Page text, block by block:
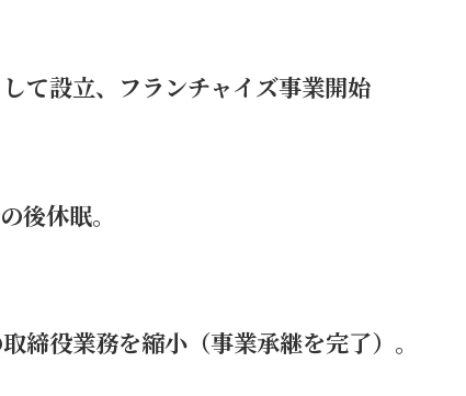
て設立、フランチャイズ事業開始
後休眠。
締役業務を縮小（事業承継を完了）。